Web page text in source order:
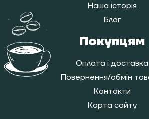
Наша історія
Блог
Покупцям
Оплата і доставка
Повернення/обмін
Контакти
Карта сайту